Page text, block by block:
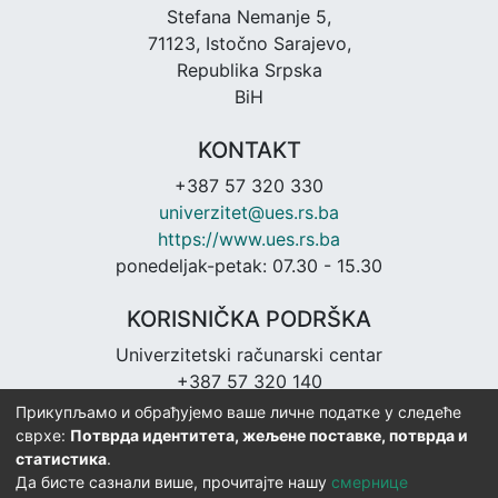
Stefana Nemanje 5,
71123, Istočno Sarajevo,
Republika Srpska
BiH
KONTAKT
+387 57 320 330
univerzitet@ues.rs.ba
https://www.ues.rs.ba
ponedeljak-petak: 07.30 - 15.30
KORISNIČKA PODRŠKA
Univerzitetski računarski centar
+387 57 320 140
urc@ues.rs.ba
https://urc.ues.rs.ba
Прикупљамо и обрађујемо ваше личне податке у следеће
сврхе: Потврда идентитета, жељене поставке, потврда и
статистика.
Да бисте сазнали више, прочитајте нашу смернице